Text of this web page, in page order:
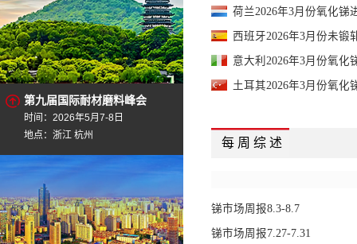
第九届国际耐材磨料峰会
时间：2026年5月7-8日
地点：浙江 杭州
荷兰2026年3月份氧化锑
西班牙2026年3月份未锻
意大利2026年3月份氧化
土耳其2026年3月份氧化
每 周 综 述
锑市场周报8.3-8.7
锑市场周报7.27-7.31